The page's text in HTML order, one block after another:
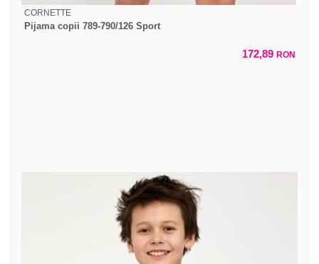
CORNETTE
Pijama copii 789-790/126 Sport
172,89 RON